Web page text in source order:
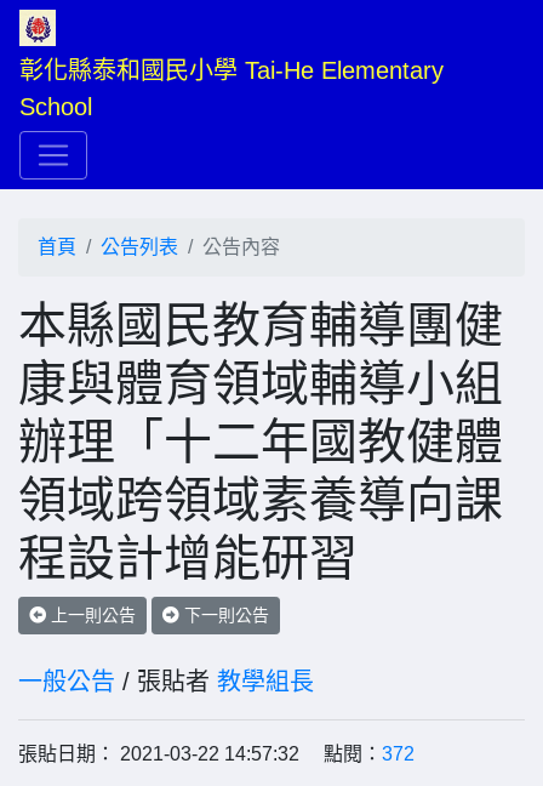
彰化縣泰和國民小學 Tai-He Elementary
School
首頁 公告列表 公告內容
本縣國民教育輔導團健
康與體育領域輔導小組
辦理「十二年國教健體
領域跨領域素養導向課
程設計增能研習
上一則公告 下一則公告
一般公告 / 張貼者 教學組長
張貼日期： 2021-03-22 14:57:32 點閱： 372